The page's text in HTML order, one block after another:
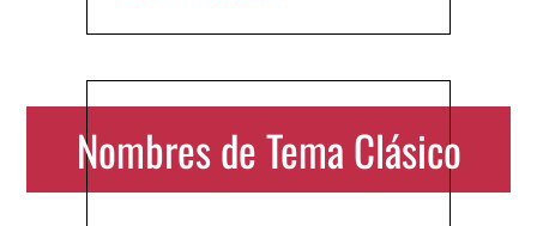
Nombres de Tema Clásico